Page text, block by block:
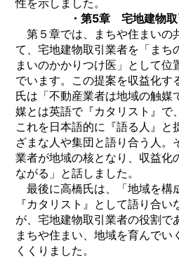
・第5章 宅地建物
第５章では、まちや住まいの
て、宅地建物取引業者を「まち
まいのかかりつけ医」として位
でいます。この提案を収益化す
氏は「不動産業者は地域の触媒
媒とは英語で『カタリスト』で
これを日本語的に『語る人』と
ざまな人や集団と語り合う人。
業者が地域の核となり、収益化
ながる」と話しました。
最後に高橋氏は、「地域を構
『カタリスト』として語り合
が、宅地建物取引業者の役割で
まちや住まい、地域を育んでい
くくりました。